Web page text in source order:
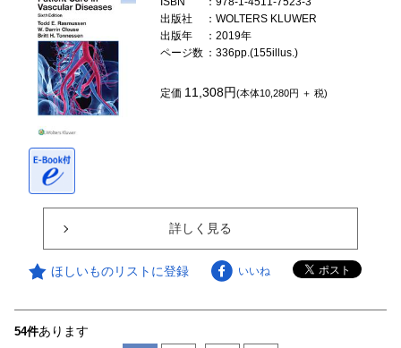
出版社
：WOLTERS KLUWER
出版年
：2019年
ページ数 ：336pp.(155illus.)
定価 11,308円(本体10,280円 ＋ 税)
詳しく見る
ほしいものリストに登録 いいね
54件あります